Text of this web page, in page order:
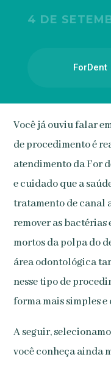
4 DE
ForDent
Você já ouviu falar
de procedimento é
atendimento da For
e cuidado que a
tratamento de canal
remover as bactérias
mortos da polpa do
área odontológica
nesse tipo de
forma mais simples
A seguir,
você conheça ainda